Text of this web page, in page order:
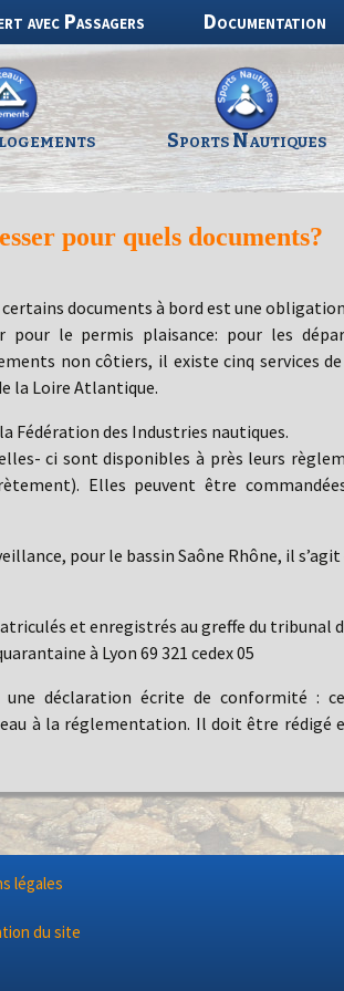
avec Passagers Documentation
Sports Nautiques
pour quels documents?
documents à bord est une
le permis plaisance: pour les
non côtiers, il existe cinq services
la Loire Atlantique.
Fédération des Industries nautiques.
ci sont disponibles à près leurs
Elles peuvent être
pour le bassin Saône Rhône, il
et enregistrés au greffe du tribunal
à Lyon 69 321 cedex 05
déclaration écrite de conformité :
à la réglementation. Il doit être rédigé
légales
du site